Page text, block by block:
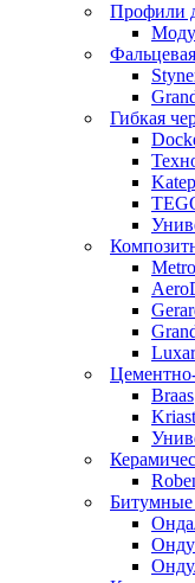
Профили
Гибкая
Braas
Битумные